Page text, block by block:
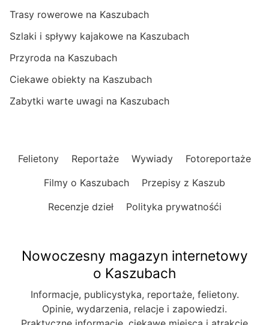
Trasy rowerowe na Kaszubach
Szlaki i spływy kajakowe na Kaszubach
Przyroda na Kaszubach
Ciekawe obiekty na Kaszubach
Zabytki warte uwagi na Kaszubach
Felietony Reportaże Wywiady
Fotoreportaże
Filmy o Kaszubach
Przepisy z Kaszub
Recenzje dzieł
Polityka prywatnośći
Nowoczesny magazyn internetowy
o Kaszubach
Informacje, publicystyka, reportaże, felietony.
Opinie, wydarzenia, relacje i zapowiedzi.